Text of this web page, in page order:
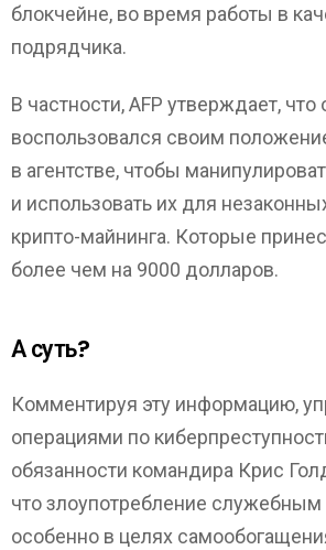
блокчейне, во время работы в
подрядчика.
В частности, AFP утверждает,
воспользовался своим
в агентстве, чтобы
и использовать их для
крипто-майнинга. Которые
более чем на 9000 долларов.
А суть?
Комментируя эту информацию,
операциями по
обязанности командира Крис
что злоупотребление
особенно в целях